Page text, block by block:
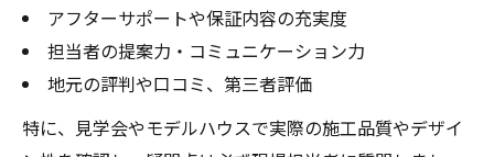
アフターサポートや保証内容の充実度
担当者の提案力・コミュニケーション力
地元の評判や口コミ、第三者評価
特に、見学会やモデルハウスで実際の施工品質やデザイ